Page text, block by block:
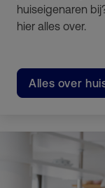
huiseigenaren
hier alles over.
Alles over